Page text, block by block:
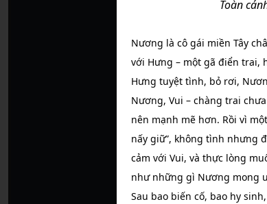
Toàn
Nương là cô gái miền Tây
với Hưng – một gã điển trai,
Hưng tuyệt tình, bỏ rơi,
Nương, Vui – chàng trai
nên mạnh mẽ hơn. Rồi vì
nấy giữ”, không tình nhưng
cảm với Vui, và thực lòng
như những gì Nương mong
Sau bao biến cố, bao hy